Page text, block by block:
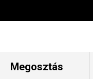
Megosztás